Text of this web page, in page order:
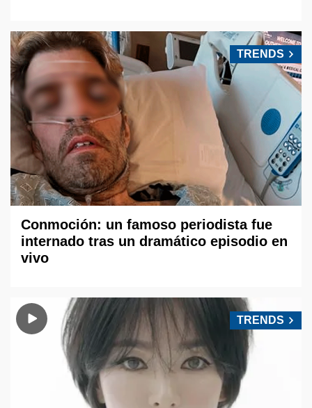
TRENDS
Conmoción: un famoso periodista fue
internado tras un dramático episodio en
vivo
TRENDS